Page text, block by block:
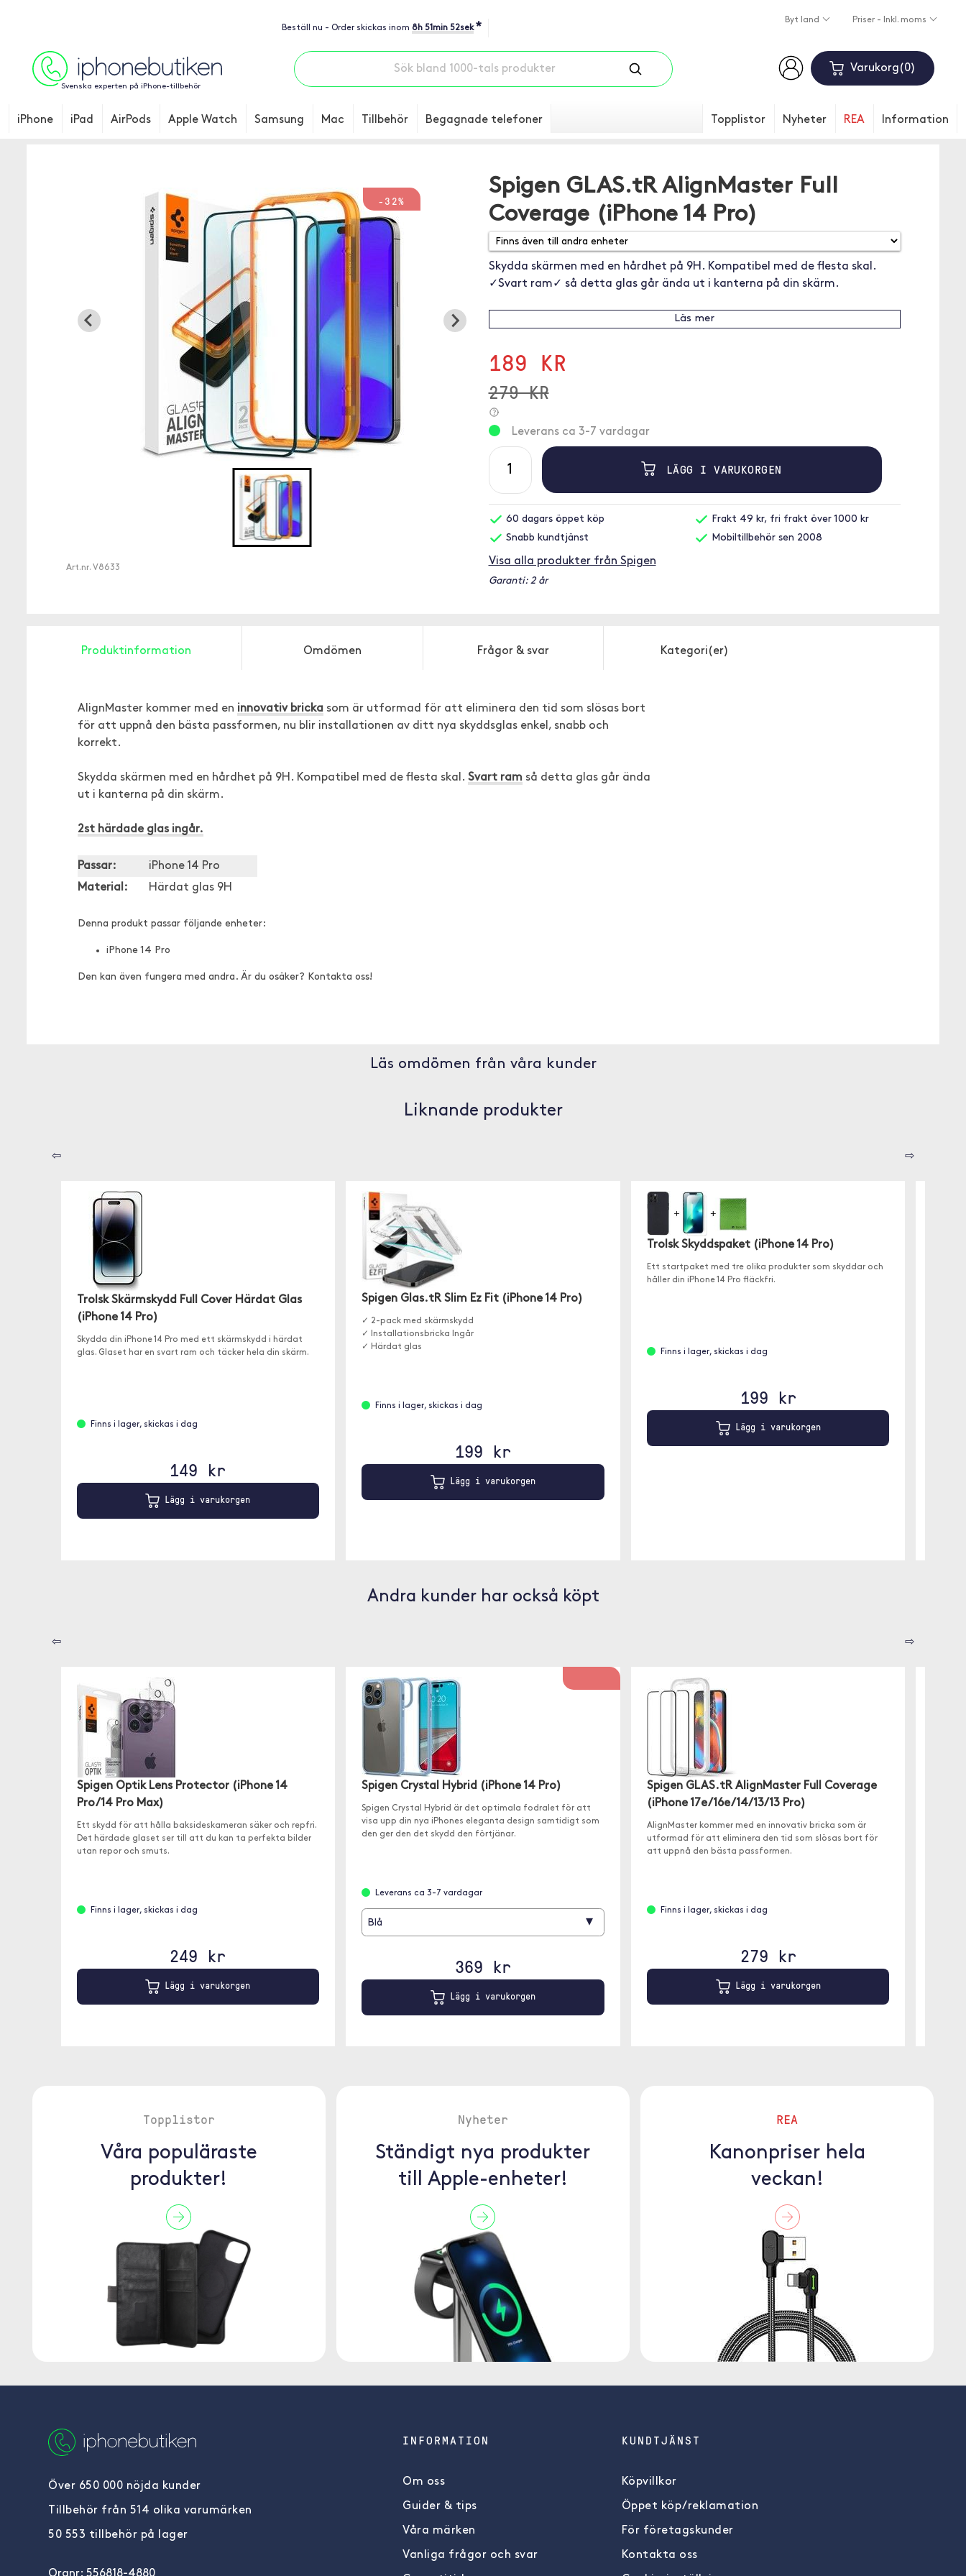
Beställ nu - Order skickas inom 8h 51min 51sek *
Byt land Priser - Inkl. moms
Svenska experten på iPhone-tillbehör
Varukorg 0
iPhone iPad AirPods Apple Watch Samsung Mac Tillbehör Begagnade telefoner Topplistor Nyheter REA Information
-32%
Art.nr. V8633
Spigen GLAS.tR AlignMaster Full
Coverage (iPhone 14 Pro)
Skydda skärmen med en hårdhet på 9H. Kompatibel med de flesta skal.
✓Svart ram✓ så detta glas går ända ut i kanterna på din skärm.
Läs mer
189 KR
279 KR
Leverans ca 3-7 vardagar
LÄGG I VARUKORGEN
60 dagars öppet köp
Frakt 49 kr, fri frakt över 1000 kr
Snabb kundtjänst
Mobiltillbehör sen 2008
Visa alla produkter från Spigen
Garanti: 2 år
Produktinformation Omdömen Frågor & svar Kategori(er)
AlignMaster kommer med en innovativ bricka som är utformad för att eliminera den tid som slösas bort
för att uppnå den bästa passformen, nu blir installationen av ditt nya skyddsglas enkel, snabb och
korrekt.
Skydda skärmen med en hårdhet på 9H. Kompatibel med de flesta skal. Svart ram så detta glas går ända
ut i kanterna på din skärm.
2st härdade glas ingår.
Passar:
iPhone 14 Pro
Material:
Härdat glas 9H
Denna produkt passar följande enheter:
iPhone 14 Pro
Den kan även fungera med andra. Är du osäker? Kontakta oss!
Läs omdömen från våra kunder
Liknande produkter
⇦ ⇨
Trolsk Skärmskydd Full Cover Härdat Glas
(iPhone 14 Pro)
Skydda din iPhone 14 Pro med ett skärmskydd i härdat
glas. Glaset har en svart ram och täcker hela din skärm.
Finns i lager, skickas i dag
149 kr
Lägg i varukorgen
Spigen Glas.tR Slim Ez Fit (iPhone 14 Pro)
✓ 2-pack med skärmskydd
✓ Installationsbricka Ingår
✓ Härdat glas
Finns i lager, skickas i dag
199 kr
Lägg i varukorgen
Trolsk Skyddspaket (iPhone 14 Pro)
Ett startpaket med tre olika produkter som skyddar och
håller din iPhone 14 Pro fläckfri.
Finns i lager, skickas i dag
199 kr
Lägg i varukorgen
Andra kunder har också köpt
⇦ ⇨
Spigen Optik Lens Protector (iPhone 14
Pro/14 Pro Max)
Ett skydd för att hålla baksideskameran säker och repfri.
Det härdade glaset ser till att du kan ta perfekta bilder
utan repor och smuts.
Finns i lager, skickas i dag
249 kr
Lägg i varukorgen
Spigen Crystal Hybrid (iPhone 14 Pro)
Spigen Crystal Hybrid är det optimala fodralet för att
visa upp din nya iPhones eleganta design samtidigt som
den ger den det skydd den förtjänar.
Leverans ca 3-7 vardagar
Blå ▾
369 kr
Lägg i varukorgen
Spigen GLAS.tR AlignMaster Full Coverage
(iPhone 17e/16e/14/13/13 Pro)
AlignMaster kommer med en innovativ bricka som är
utformad för att eliminera den tid som slösas bort för
att uppnå den bästa passformen.
Finns i lager, skickas i dag
279 kr
Lägg i varukorgen
Topplistor
Våra populäraste
produkter!
Nyheter
Ständigt nya produkter
till Apple-enheter!
REA
Kanonpriser hela
veckan!
Över 650 000 nöjda kunder
Tillbehör från 514 olika varumärken
50 553 tillbehör på lager
INFORMATION
Om oss
Guider & tips
Våra märken
Vanliga frågor och svar
KUNDTJÄNST
Köpvillkor
Öppet köp/reklamation
För företagskunder
Kontakta oss